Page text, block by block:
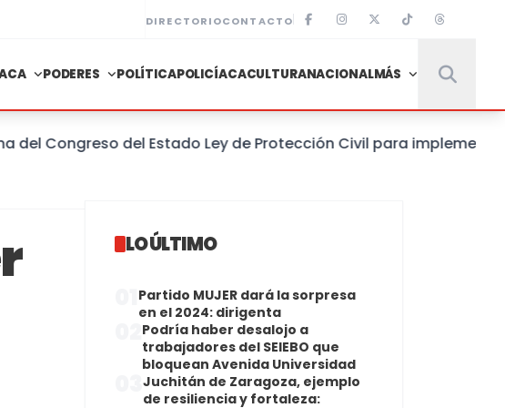
DIRECTORIOCONTACTO
PODERES POLÍTICAPOLICÍACACULTURANACIONALMÁS
Congreso del Estado Ley de Protección Civil para implementar
LO ÚLTIMO
Partido MUJER dará la sorpresa
en el 2024: dirigenta
Podría haber desalojo a
trabajadores del SEIEBO que
bloquean Avenida Universidad
Juchitán de Zaragoza, ejemplo
de resiliencia y fortaleza: